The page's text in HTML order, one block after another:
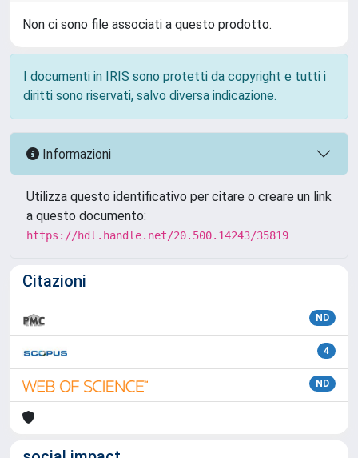
Non ci sono file associati a questo prodotto.
I documenti in IRIS sono protetti da copyright e tutti i
diritti sono riservati, salvo diversa indicazione.
Informazioni
Utilizza questo identificativo per citare o creare un link
a questo documento:
https://hdl.handle.net/20.500.14243/35819
Citazioni
ND
4
ND